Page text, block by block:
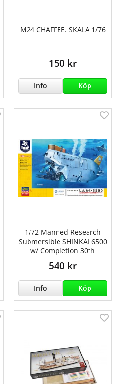
M24 CHAFFEE. SKALA 1/76
150 kr
Info Köp
1/72 Manned Research
Submersible SHINKAI 6500
w/ Completion 30th
540 kr
Info Köp